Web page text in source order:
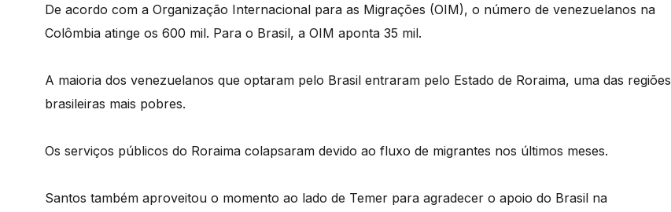
De acordo com a Organização Internacional para as Migrações (OIM), o número de venezuelanos na
Colômbia atinge os 600 mil. Para o Brasil, a OIM aponta 35 mil.
A maioria dos venezuelanos que optaram pelo Brasil entraram pelo Estado de Roraima, uma das regiões
brasileiras mais pobres.
Os serviços públicos do Roraima colapsaram devido ao fluxo de migrantes nos últimos meses.
Santos também aproveitou o momento ao lado de Temer para agradecer o apoio do Brasil na